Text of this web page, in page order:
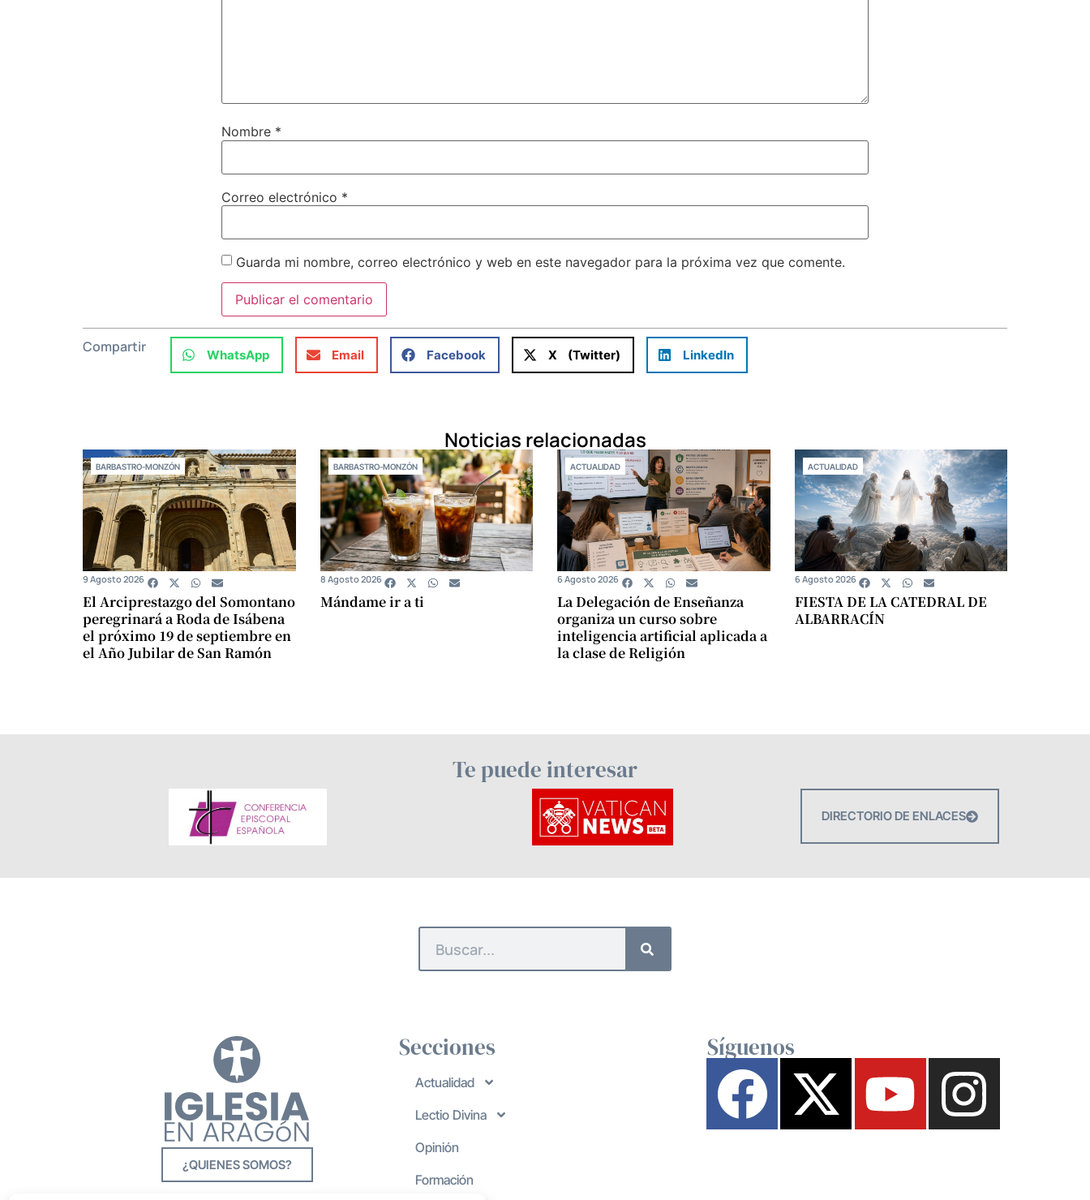
Nombre *
Correo electrónico *
Guarda mi nombre, correo electrónico y web en este navegador para la próxima vez que comente.
Compartir WhatsApp Email Facebook X (Twitter) LinkedIn
Noticias relacionadas
BARBASTRO-MONZÓN
El Arciprestazgo del Somontano
peregrinará a Roda de Isábena
el próximo 19 de septiembre en
el Año Jubilar de San Ramón
9 Agosto 2026
BARBASTRO-MONZÓN
Mándame ir a ti
8 Agosto 2026
ACTUALIDAD
La Delegación de Enseñanza
organiza un curso sobre
inteligencia artificial aplicada a
la clase de Religión
6 Agosto 2026
ACTUALIDAD
FIESTA DE LA CATEDRAL DE
ALBARRACÍN
6 Agosto 2026
Te puede interesar
DIRECTORIO DE ENLACES
¿QUIENES SOMOS?
Secciones
Actualidad
Lectio Divina
Opinión
Formación
Síguenos